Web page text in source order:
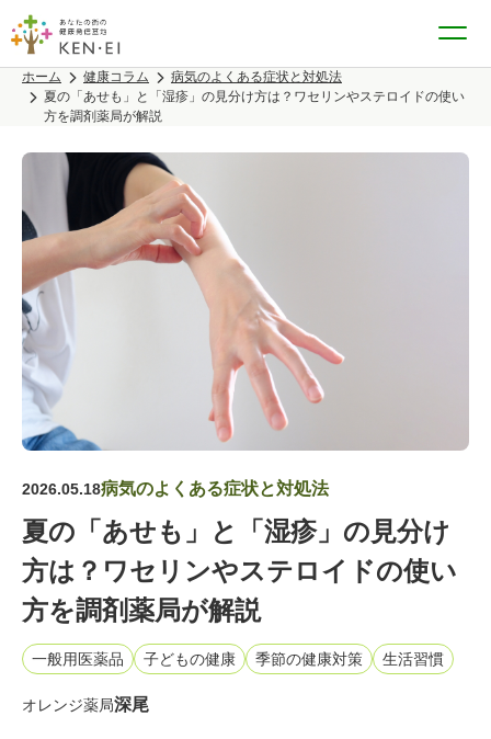
ホーム 健康コラム
病気のよくある症状と対処法
夏の「あせも」と「湿疹」の見分け方は？ワセリンやステロイドの使い
方を調剤薬局が解説
2026.05.18病気のよくある症状と対処法
夏の「あせも」と「湿疹」の見分け
方は？ワセリンやステロイドの使い
方を調剤薬局が解説
一般用医薬品 子どもの健康 季節の健康対策 生活習慣
オレンジ薬局深尾